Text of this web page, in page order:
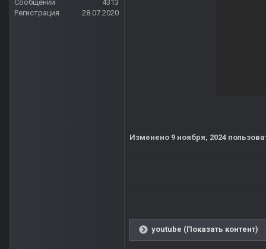
Сообщений
4313
Регистрация
28.07.2020
Изменено 9 ноября, 2024
youtube (Показать контент)